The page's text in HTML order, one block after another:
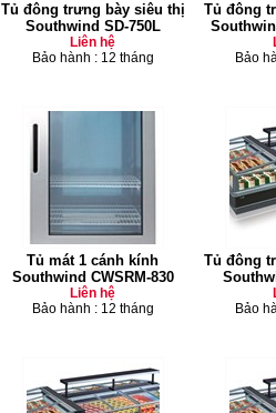
Tủ đông trưng bày siêu thị
Southwind SD-750L
Liên hệ
Bảo hành : 12 tháng
Tủ đông
Bảo
Tủ mát 1 cánh kính
Southwind CWSRM-830
Liên hệ
Bảo hành : 12 tháng
Tủ đông
Bảo